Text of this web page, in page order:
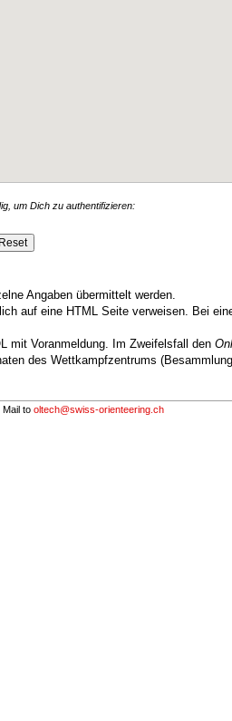
um Dich zu authentifizieren:
Angaben übermittelt werden.
auf eine HTML Seite verweisen. Bei
mit Voranmeldung. Im Zweifelsfall den
des Wettkampfzentrums
to oltech@swiss-orienteering.ch